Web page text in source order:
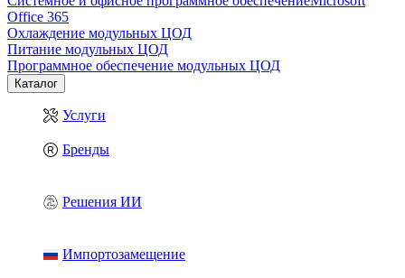
Office 365
Охлаждение модульных ЦОД
Питание модульных ЦОД
Программное обеспечение модульных ЦОД
Каталог
Услуги
Бренды
Решения ИИ
Импортозамещение